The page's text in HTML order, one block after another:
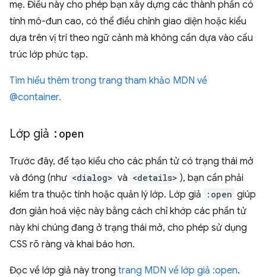
mẹ. Điều này cho phép bạn xây dựng các thành phần có
tính mô-đun cao, có thể điều chỉnh giao diện hoặc kiểu
dựa trên vị trí theo ngữ cảnh mà không cần dựa vào cấu
trúc lớp phức tạp.
Tìm hiểu thêm trong trang tham khảo MDN về
@container.
Lớp giả :open
Trước đây, để tạo kiểu cho các phần tử có trạng thái mở
và đóng (như <dialog> và <details> ), bạn cần phải
kiểm tra thuộc tính hoặc quản lý lớp. Lớp giả
:open giúp
đơn giản hoá việc này bằng cách chỉ khớp các phần tử
này khi chúng đang ở trạng thái mở, cho phép sử dụng
CSS rõ ràng và khai báo hơn.
Đọc về lớp giả này trong trang MDN về lớp giả :open.